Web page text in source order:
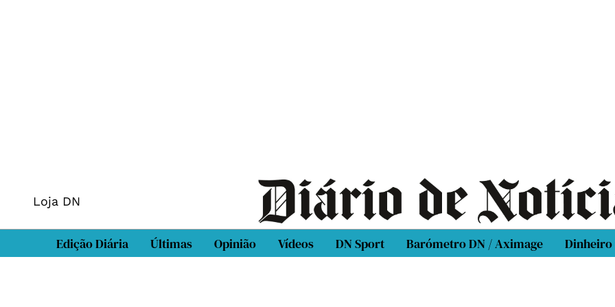
Loja DN
Edição Diária Últimas Opinião Vídeos DN Sport Barómetro DN / Aximage Dinheiro